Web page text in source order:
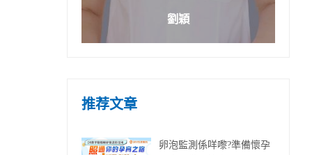
劉穎
推荐文章
卵泡監測係咩嚟?準備懷孕